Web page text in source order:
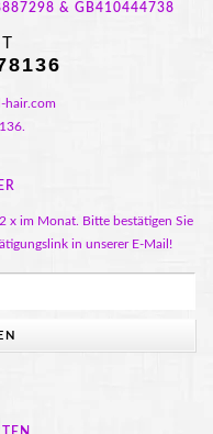
& GB410444738
hair.com
x im Monat. Bitte bestätigen Sie
in unserer E-Mail!